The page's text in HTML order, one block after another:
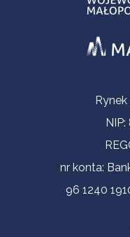
Informacje
nr konta:
96 1240